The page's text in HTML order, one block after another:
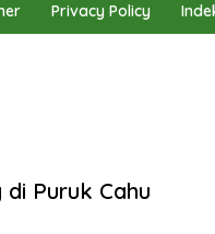
Privacy Policy
Puruk Cahu